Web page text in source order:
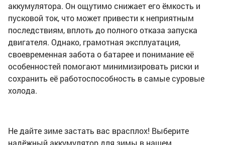
аккумулятора. Он ощутимо снижает его ёмкость и
пусковой ток, что может привести к неприятным
последствиям, вплоть до полного отказа запуска
двигателя. Однако, грамотная эксплуатация,
своевременная забота о батарее и понимание её
особенностей помогают минимизировать риски и
сохранить её работоспособность в самые суровые
холода.
Не дайте зиме застать вас врасплох! Выберите
надёжный аккумулятор для зимы в нашем